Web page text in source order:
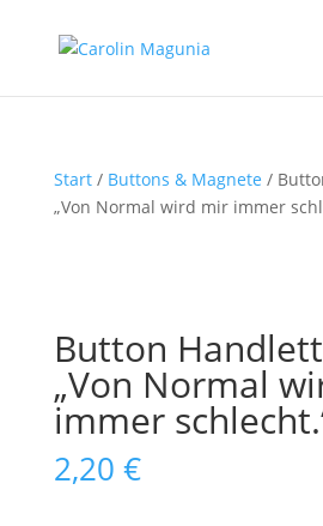
Start/ Buttons & Magnete /
„Von Normal wird mir immer
Button
„Von Normal
immer
2,20 €